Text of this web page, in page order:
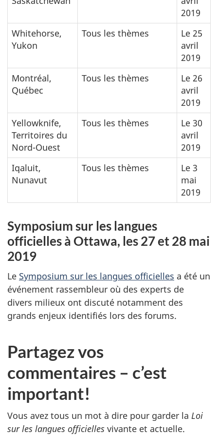
2019
Whitehorse,
Yukon
Tous les thèmes
Le 25
avril
2019
Montréal,
Québec
Tous les thèmes
Le 26
avril
2019
Yellowknife,
Territoires du
Nord-Ouest
Tous les thèmes
Le 30
avril
2019
Iqaluit,
Nunavut
Tous les thèmes
Le 3
mai
2019
Symposium sur les langues
officielles à Ottawa, les 27 et 28 mai
2019
Le Symposium sur les langues officielles a été un
événement rassembleur où des experts de
divers milieux ont discuté notamment des
grands enjeux identifiés lors des forums.
Partagez vos
commentaires – c’est
important!
Vous avez tous un mot à dire pour garder la Loi
sur les langues officielles vivante et actuelle.